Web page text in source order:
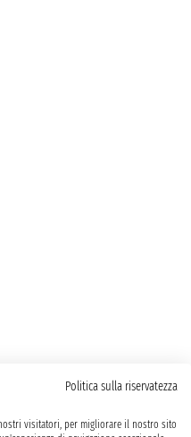
Politica sulla riservatezza
visitatori, per migliorare il nostro sito